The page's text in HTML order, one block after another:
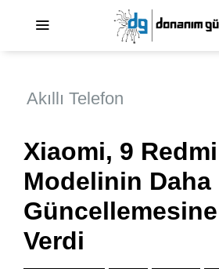
Akıllı Telefon
Xiaomi, 9
Modelinin Daha
Verdi